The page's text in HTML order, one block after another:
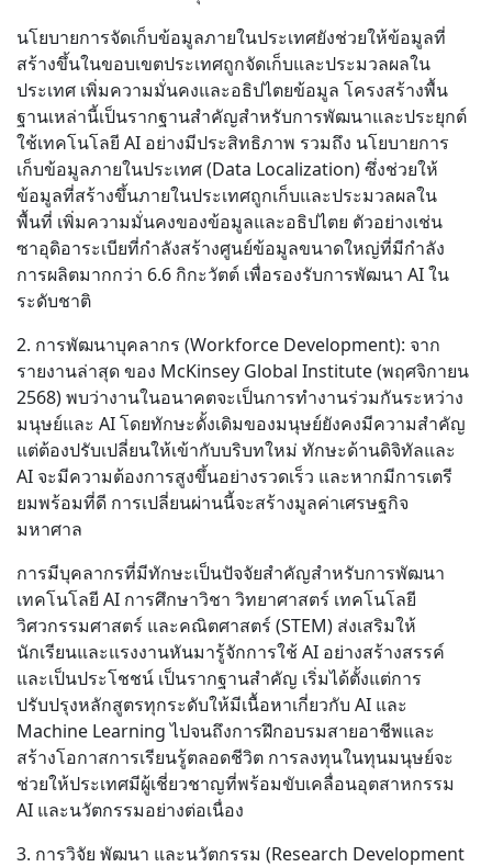
นโยบายการจัดเก็บข้อมูลภายในประเทศยังช่วยให้ข้อมูลที่
สร้างขึ้นในขอบเขตประเทศถูกจัดเก็บและประมวลผลใน
ประเทศ เพิ่มความมั่นคงและอธิปไตยข้อมูล โครงสร้างพื้น
ฐานเหล่านี้เป็นรากฐานสำคัญสำหรับการพัฒนาและประยุกต์
ใช้เทคโนโลยี AI อย่างมีประสิทธิภาพ รวมถึง นโยบายการ
เก็บข้อมูลภายในประเทศ (Data Localization) ซึ่งช่วยให้
ข้อมูลที่สร้างขึ้นภายในประเทศถูกเก็บและประมวลผลใน
พื้นที่ เพิ่มความมั่นคงของข้อมูลและอธิปไตย ตัวอย่างเช่น
ซาอุดิอาระเบียที่กำลังสร้างศูนย์ข้อมูลขนาดใหญ่ที่มีกำลัง
การผลิตมากกว่า 6.6 กิกะวัตต์ เพื่อรองรับการพัฒนา AI ใน
ระดับชาติ
2. การพัฒนาบุคลากร (Workforce Development): จาก
รายงานล่าสุด ของ McKinsey Global Institute (พฤศจิกายน
2568) พบว่างานในอนาคตจะเป็นการทำงานร่วมกันระหว่าง
มนุษย์และ AI โดยทักษะดั้งเดิมของมนุษย์ยังคงมีความสำคัญ
แต่ต้องปรับเปลี่ยนให้เข้ากับบริบทใหม่ ทักษะด้านดิจิทัลและ
AI จะมีความต้องการสูงขึ้นอย่างรวดเร็ว และหากมีการเตรี
ยมพร้อมที่ดี การเปลี่ยนผ่านนี้จะสร้างมูลค่าเศรษฐกิจ
มหาศาล
การมีบุคลากรที่มีทักษะเป็นปัจจัยสำคัญสำหรับการพัฒนา
เทคโนโลยี AI การศึกษาวิชา วิทยาศาสตร์ เทคโนโลยี
วิศวกรรมศาสตร์ และคณิตศาสตร์ (STEM) ส่งเสริมให้
นักเรียนและแรงงานหันมารู้จักการใช้ AI อย่างสร้างสรรค์
และเป็นประโชชน์ เป็นรากฐานสำคัญ เริ่มได้ตั้งแต่การ
ปรับปรุงหลักสูตรทุกระดับให้มีเนื้อหาเกี่ยวกับ AI และ
Machine Learning ไปจนถึงการฝึกอบรมสายอาชีพและ
สร้างโอกาสการเรียนรู้ตลอดชีวิต การลงทุนในทุนมนุษย์จะ
ช่วยให้ประเทศมีผู้เชี่ยวชาญที่พร้อมขับเคลื่อนอุตสาหกรรม
AI และนวัตกรรมอย่างต่อเนื่อง
3. การวิจัย พัฒนา และนวัตกรรม (Research Development